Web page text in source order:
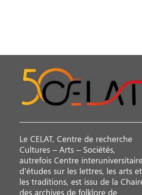
Le CELAT, Centre de recherche
Cultures – Arts – Sociétés,
autrefois Centre
d’études sur les lettres, les arts et
les traditions, est issu de la
des archives de folklore de